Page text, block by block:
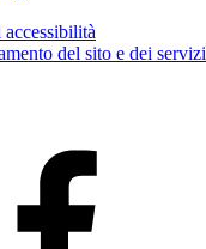
del sito e dei servizi